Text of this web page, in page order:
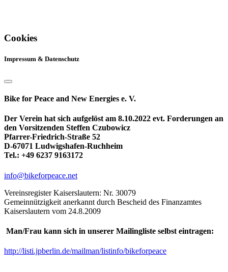
Cookies
Impressum & Datenschutz
Bike for Peace and New Energies e. V.
Der Verein hat sich aufgelöst am 8.10.2022 evt. Forderungen an
den Vorsitzenden Steffen Czubowicz
Pfarrer-Friedrich-Straße 52
D-67071 Ludwigshafen-Ruchheim
Tel.: +49 6237 9163172
info@bikeforpeace.net
Vereinsregister Kaiserslautern: Nr. 30079
Gemeinnützigkeit anerkannt durch Bescheid des Finanzamtes
Kaiserslautern vom 24.8.2009
Man/Frau kann sich in unserer Mailingliste selbst eintragen:
http://listi.jpberlin.de/mailman/listinfo/bikeforpeace